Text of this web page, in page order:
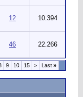
12 10.394
46 22.266
9 10 15 > Last »